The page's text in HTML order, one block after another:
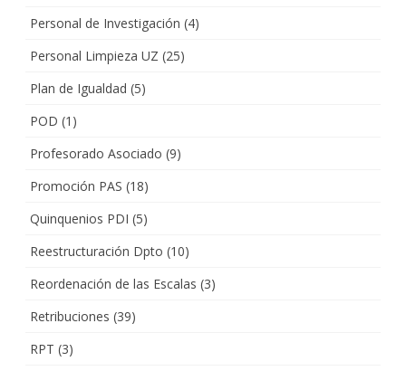
Personal de Investigación (4)
Personal Limpieza UZ (25)
Plan de Igualdad (5)
POD (1)
Profesorado Asociado (9)
Promoción PAS (18)
Quinquenios PDI (5)
Reestructuración Dpto (10)
Reordenación de las Escalas (3)
Retribuciones (39)
RPT (3)